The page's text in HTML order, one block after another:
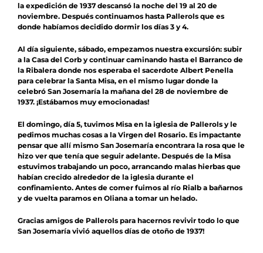
la expedición de 1937 descansó la noche del 19 al 20 de
noviembre. Después continuamos hasta Pallerols que es
donde habíamos decidido dormir los días 3 y 4.
Al día siguiente, sábado, empezamos nuestra excursión: subir
a la Casa del Corb y continuar caminando hasta el Barranco de
la Ribalera donde nos esperaba el sacerdote Albert Penella
para celebrar la Santa Misa, en el mismo lugar donde la
celebró San Josemaría la mañana del 28 de noviembre de
1937. ¡Estábamos muy emocionadas!
El domingo, día 5, tuvimos Misa en la iglesia de Pallerols y le
pedimos muchas cosas a la Virgen del Rosario. Es impactante
pensar que allí mismo San Josemaría encontrara la rosa que le
hizo ver que tenía que seguir adelante. Después de la Misa
estuvimos trabajando un poco, arrancando malas hierbas que
habían crecido alrededor de la iglesia durante el
confinamiento. Antes de comer fuimos al río Rialb a bañarnos
y de vuelta paramos en Oliana a tomar un helado.
Gracias amigos de Pallerols para hacernos revivir todo lo que
San Josemaría vivió aquellos días de otoño de 1937!